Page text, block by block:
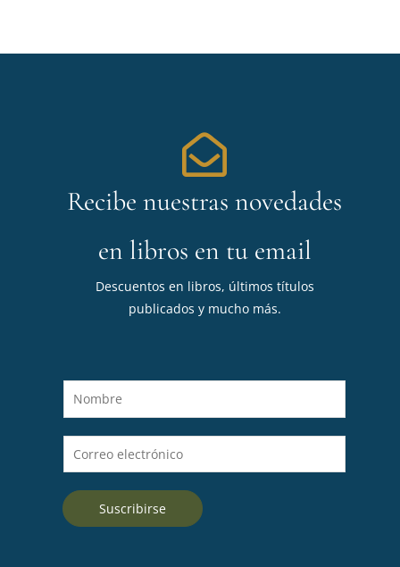
Recibe nuestras novedades
en libros en tu email
Descuentos en libros, últimos títulos
publicados y mucho más.
o
m
e
*
o
r
Suscribirse